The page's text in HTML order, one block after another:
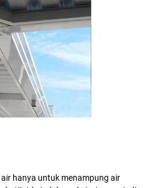
hanya untuk menampung air